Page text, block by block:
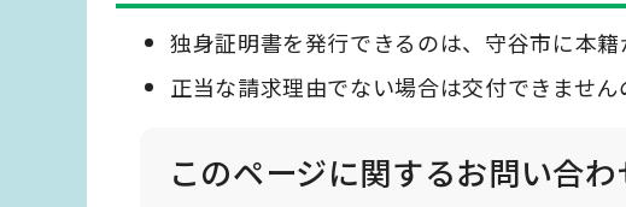
独身証明書を発行できるのは、守谷市に本籍
正当な請求理由でない場合は交付できません
このページに関するお問い合わ